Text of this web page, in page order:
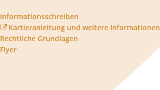
Informationsschreiben
Kartieranleitung und weitere Informationen
Rechtliche Grundlagen
Flyer